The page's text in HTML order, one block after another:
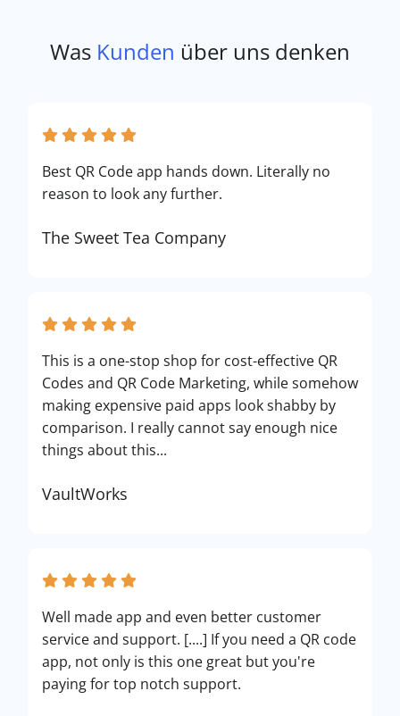
Was Kunden über uns denken
Best QR Code app hands down. Literally no
reason to look any further.
The Sweet Tea Company
This is a one-stop shop for cost-effective QR
Codes and QR Code Marketing, while somehow
making expensive paid apps look shabby by
comparison. I really cannot say enough nice
things about this...
VaultWorks
Well made app and even better customer
service and support. [....] If you need a QR code
app, not only is this one great but you're
paying for top notch support.